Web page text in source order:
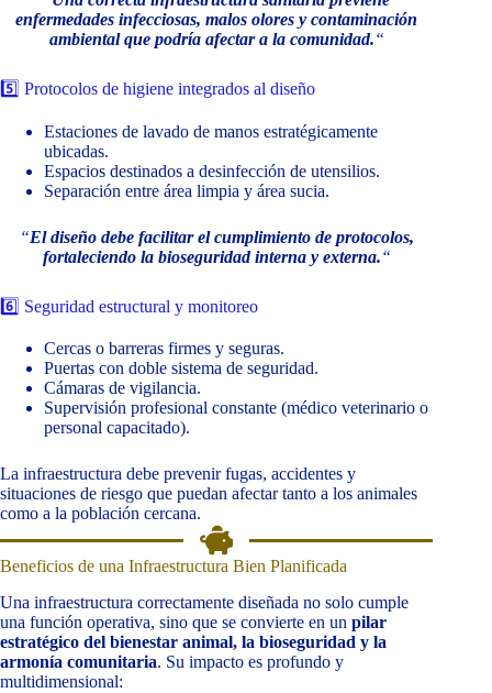
enfermedades infecciosas, malos olores y contaminación
ambiental que podría afectar a la comunidad.“
5️⃣ Protocolos de higiene integrados al diseño
Estaciones de lavado de manos estratégicamente
ubicadas.
Espacios destinados a desinfección de utensilios.
Separación entre área limpia y área sucia.
“El diseño debe facilitar el cumplimiento de protocolos,
fortaleciendo la bioseguridad interna y externa.“
6️⃣ Seguridad estructural y monitoreo
Cercas o barreras firmes y seguras.
Puertas con doble sistema de seguridad.
Cámaras de vigilancia.
Supervisión profesional constante (médico veterinario o
personal capacitado).
La infraestructura debe prevenir fugas, accidentes y
situaciones de riesgo que puedan afectar tanto a los animales
como a la población cercana.
Beneficios de una Infraestructura Bien Planificada
Una infraestructura correctamente diseñada no solo cumple
una función operativa, sino que se convierte en un pilar
estratégico del bienestar animal, la bioseguridad y la
armonía comunitaria. Su impacto es profundo y
multidimensional: